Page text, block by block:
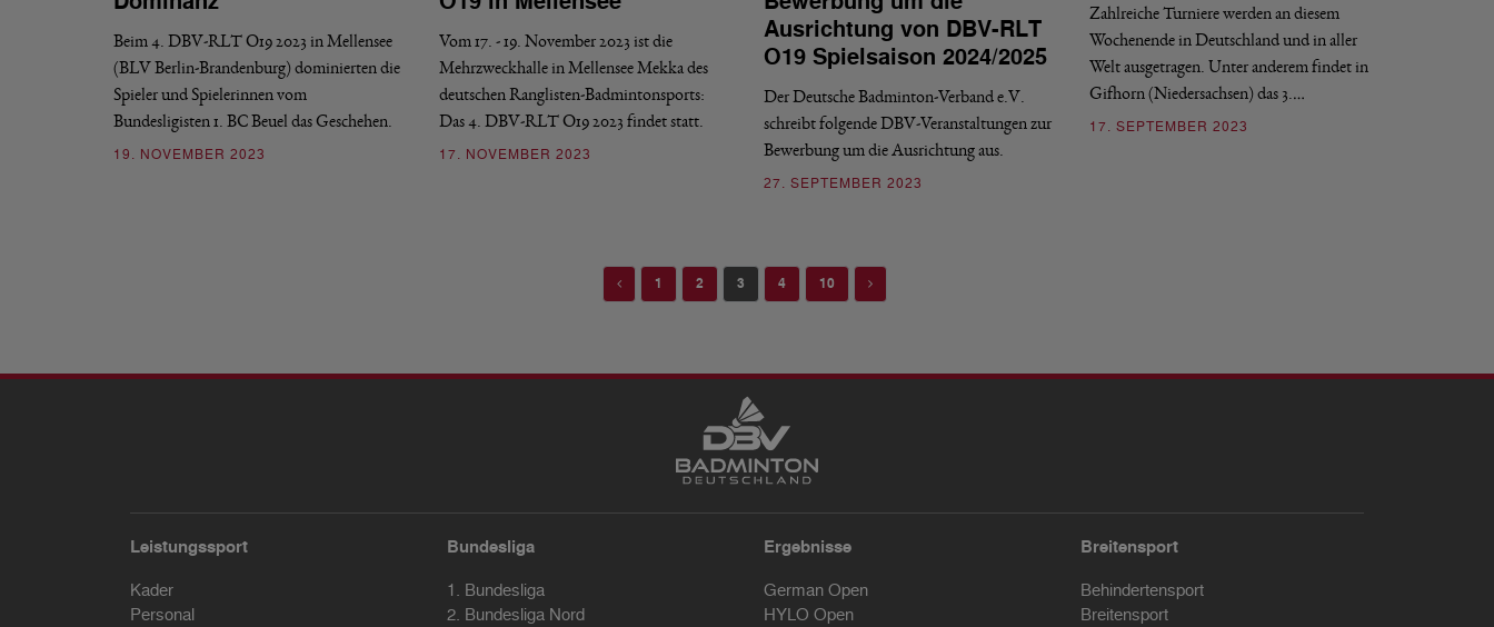
Beim 4. DBV-RLT O19 2023 in Mellensee
(BLV Berlin-Brandenburg) dominierten die
Spieler und Spielerinnen vom
Bundesligisten 1. BC Beuel das Geschehen.
19. NOVEMBER 2023
Vom 17. - 19. November 2023 ist die
Mehrzweckhalle in Mellensee Mekka des
deutschen Ranglisten-Badmintonsports:
Das 4. DBV-RLT O19 2023 findet statt.
17. NOVEMBER 2023
Ausrichtung von DBV-RLT
O19 Spielsaison 2024/2025
Der Deutsche Badminton-Verband e.V.
schreibt folgende DBV-Veranstaltungen zur
Bewerbung um die Ausrichtung aus.
27. SEPTEMBER 2023
Zahlreiche Turniere werden an diesem
Wochenende in Deutschland und in aller
Welt ausgetragen. Unter anderem findet in
Gifhorn (Niedersachsen) das 3.…
17. SEPTEMBER 2023
Previous
1 2 3 4 10 Next
Leistungssport
Kader
Personal
Bundesliga
1. Bundesliga
2. Bundesliga Nord
Ergebnisse
German Open
HYLO Open
Breitensport
Behindertensport
Breitensport